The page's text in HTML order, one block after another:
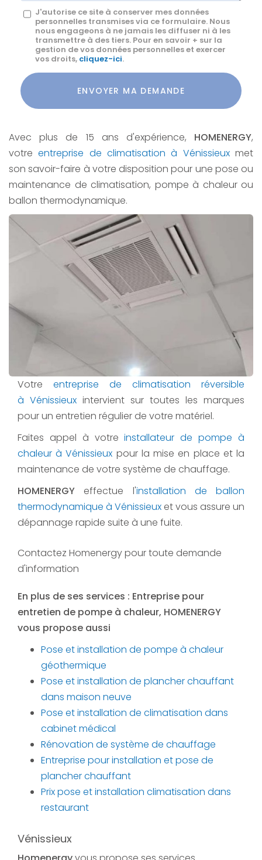
Message
J'autorise ce site à conserver mes données
personnelles transmises via ce formulaire. Nous
nous engageons à ne jamais les diffuser ni à les
transmettre à des tiers. Pour en savoir + sur la
gestion de vos données personnelles et exercer
vos droits, cliquez-ici.
Acceptation
RGPD
ENVOYER MA DEMANDE
Avec plus de 15 ans d'expérience, HOMENERGY,
votreentreprise de climatisation à Vénissieuxmet
son savoir-faire à votre disposition pour une pose ou
maintenance de climatisation, pompe à chaleur ou
ballon thermodynamique.
Votre entreprise de climatisation réversible
à Vénissieux intervient sur toutes les marques
pour un entretien régulier de votre matériel.
Faites appel à votreinstallateur de pompe à
chaleur à Vénissieux pour la mise en place et la
maintenance de votre système de chauffage.
HOMENERGY effectue l'installation de ballon
thermodynamique à Vénissieux et vous assure un
dépannage rapide suite à une fuite.
Contactez Homenergy pour toute demande
d'information
En plus de ses services : Entreprise pour
entretien de pompe à chaleur, HOMENERGY
vous propose aussi
Pose et installation de pompe à chaleur
géothermique
Pose et installation de plancher chauffant
dans maison neuve
Pose et installation de climatisation dans
cabinet médical
Rénovation de système de chauffage
Entreprise pour installation et pose de
plancher chauffant
Prix pose et installation climatisation dans
restaurant
Vénissieux